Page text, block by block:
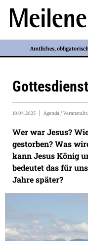
Amtliches,
10.04.2025 Agenda /
Wer war Jesus?
gestorben? Was
kann Jesus König
bedeutet das für
Jahre später?